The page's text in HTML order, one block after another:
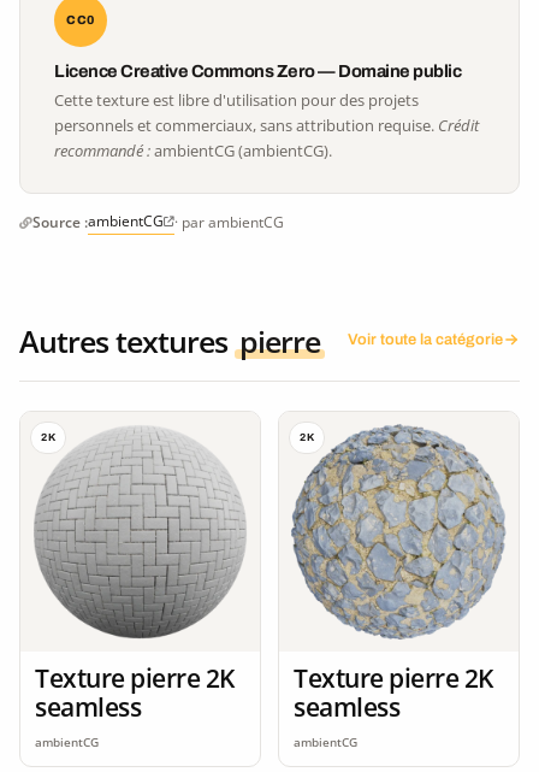
CC0
Licence Creative Commons Zero — Domaine public
Cette texture est libre d'utilisation pour des projets
personnels et commerciaux, sans attribution requise. Crédit
recommandé :ambientCG (ambientCG).
Source :ambientCG · par ambientCG
Autres textures pierre Voir toute la catégorie
2K
Texture pierre 2K
seamless
ambientCG
2K
Texture pierre 2K
seamless
ambientCG